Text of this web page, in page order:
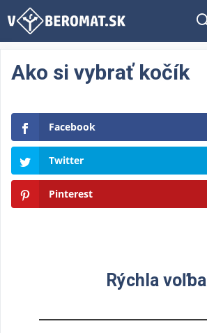
Preskočiť
Ako si vybrať kočík
Facebook
Twitter
Pinterest
Rýchla voľba